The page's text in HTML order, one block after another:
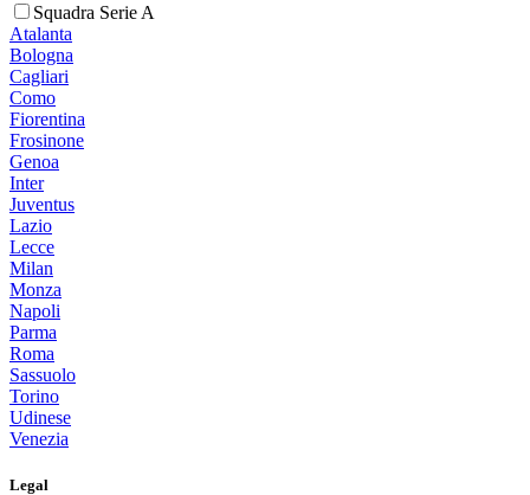
Squadra Serie A
Atalanta
Bologna
Cagliari
Como
Fiorentina
Frosinone
Genoa
Inter
Juventus
Lazio
Lecce
Milan
Monza
Napoli
Parma
Roma
Sassuolo
Torino
Udinese
Venezia
Legal